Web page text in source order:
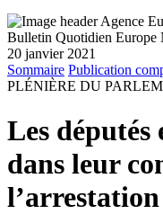
Bulletin Quotidien Europe
20 janvier 2021
Sommaire Publication
PLÉNIÈRE DU
Les députés
dans leur